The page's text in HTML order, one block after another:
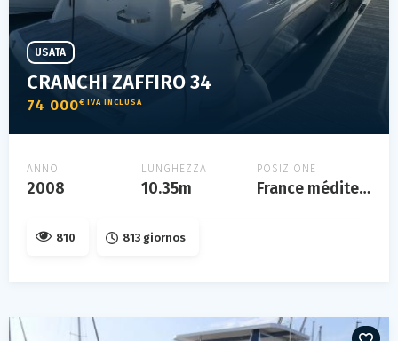
CRANCHI ZAFFIRO 34
74 000€ IVA INCLUSA
USATA
ANNO
2008
LUNGHEZZA
10.35m
POSIZIONE
France méditerranée
810 813 giornos